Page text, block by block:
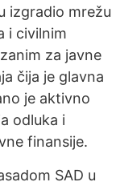
izgradio mrežu
i civilnim
za javne
čija je glavna
je aktivno
odluka i
finansije.
SAD u